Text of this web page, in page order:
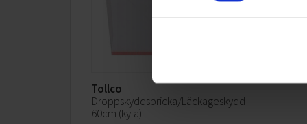
Tollco
Droppskyddsbricka/Läckageskydd
60cm (kyla)